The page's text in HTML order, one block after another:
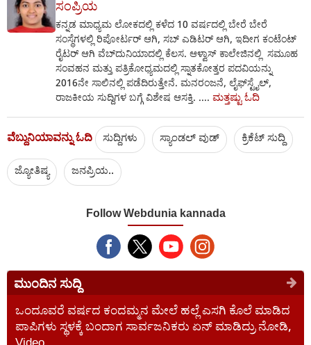
ಸಂಪ್ರಿಯ
ಕನ್ನಡ ಮಾಧ್ಯಮ ಲೋಕದಲ್ಲಿ ಕಳೆದ 10 ವರ್ಷದಲ್ಲಿ ಬೇರೆ ಬೇರೆ
ಸಂಸ್ಥೆಗಳಲ್ಲಿ ರಿಪೋರ್ಟರ್‌ ಆಗಿ, ಸಬ್‌ ಎಡಿಟರ್‌ ಆಗಿ, ಇದೀಗ ಕಂಟೆಂಟ್
ರೈಟರ್‌ ಆಗಿ ವೆಬ್‌ದುನಿಯಾದಲ್ಲಿ ಕೆಲಸ. ಆಳ್ವಾಸ್ ಕಾಲೇಜಿನಲ್ಲಿ ಸಮೂಹ
ಸಂವಹನ ಮತ್ತು ಪತ್ರಿಕೋಧ್ಯಮದಲ್ಲಿ ಸ್ನಾತಕೋತ್ತರ ಪದವಿಯನ್ನು
2016ನೇ ಸಾಲಿನಲ್ಲಿ ಪಡೆದಿರುತ್ತೇನೆ. ಮನರಂಜನೆ, ಲೈಫ್‌ಸ್ಟೈಲ್‌,
ರಾಜಕೀಯ ಸುದ್ದಿಗಳ ಬಗ್ಗೆ ವಿಶೇಷ ಆಸಕ್ತಿ. .... ಮತ್ತಷ್ಟು ಓದಿ
ವೆಬ್ದುನಿಯಾವನ್ನು ಓದಿ ಸುದ್ದಿಗಳು ಸ್ಯಾಂಡಲ್ ವುಡ್ ಕ್ರಿಕೆಟ್‌ ಸುದ್ದಿ
ಜ್ಯೋತಿಷ್ಯ ಜನಪ್ರಿಯ..
Follow Webdunia kannada
ಮುಂದಿನ ಸುದ್ದಿ
ಒಂದೂವರೆ ವರ್ಷದ ಕಂದಮ್ಮನ ಮೇಲೆ ಹಲ್ಲೆ ಎಸಗಿ ಕೊಲೆ ಮಾಡಿದ
ಪಾಪಿಗಳು ಸ್ಥಳಕ್ಕೆ ಬಂದಾಗ ಸಾರ್ವಜನಿಕರು ಏನ್ ಮಾಡಿದ್ರು ನೋಡಿ,